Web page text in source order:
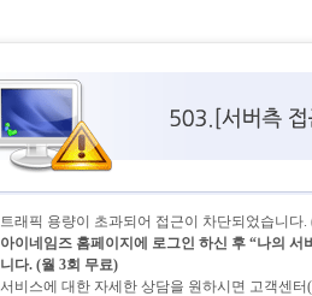
트래픽 용량이 초과되어 접근이 차단되었습니다
아이네임즈 홈페이지에 로그인 하신 후 “나의
니다. (월 3회 무료)
서비스에 대한 자세한 상담을 원하시면 고객센터